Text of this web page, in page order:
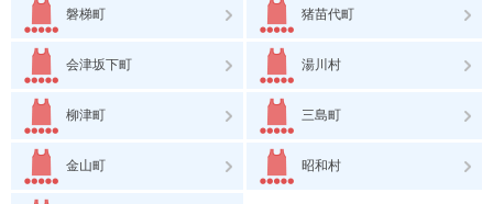
磐梯町 猪苗代町
会津坂下町 湯川村
柳津町 三島町
金山町 昭和村